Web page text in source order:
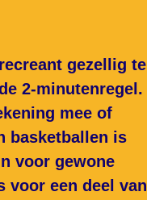
gezellig te
2-minutenregel.
mee of
basketballen is
voor gewone
voor een deel van